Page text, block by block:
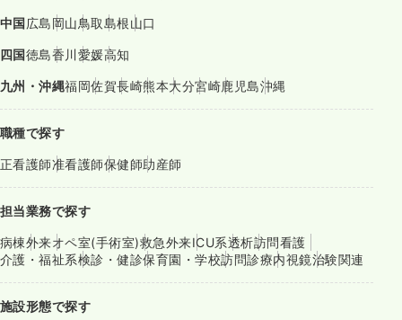
中国 広島 岡山鳥取島根山口
四国徳島香川 愛媛高知
九州・沖縄福岡佐賀長崎熊本大分宮崎鹿児島沖縄
職種で探す
正看護師准看護師保健師助産師
担当業務で探す
病棟外来オペ室(手術室)救急外来ICU系透析訪問看護
介護・福祉系検診・健診保育園・学校訪問診療内視鏡治験関連
施設形態で探す